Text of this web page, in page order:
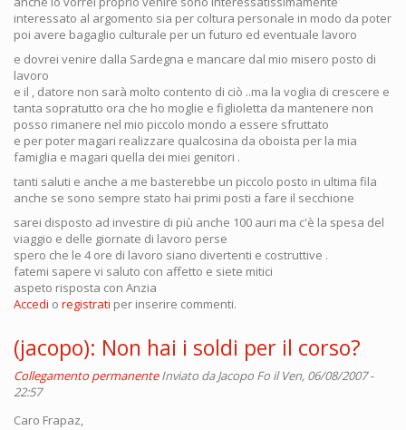
interessato al argomento sia per coltura personale in modo da poter
poi avere bagaglio culturale per un futuro ed eventuale lavoro
e dovrei venire dalla Sardegna e mancare dal mio misero posto di
lavoro
e il , datore non sarà molto contento di ciò ..ma la voglia di crescere e
tanta sopratutto ora che ho moglie e figlioletta da mantenere non
posso rimanere nel mio piccolo mondo a essere sfruttato
e per poter magari realizzare qualcosina da oboista per la mia
famiglia e magari quella dei miei genitori .
tanti saluti e anche a me basterebbe un piccolo posto in ultima fila
anche se sono sempre stato hai primi posti a fare il secchione
sarei disposto ad investire di più anche 100 auri ma c'è la spesa del
viaggio e delle giornate di lavoro perse
spero che le 4 ore di lavoro siano divertenti e costruttive .
fatemi sapere vi saluto con affetto e siete mitici
aspeto risposta con Anzia
Accedi o registrati per inserire commenti.
(jacopo): Non hai i soldi per il corso?
Collegamento permanente Inviato daJacopo Fo il Ven, 06/08/2007 -
22:57
Caro Frapaz,